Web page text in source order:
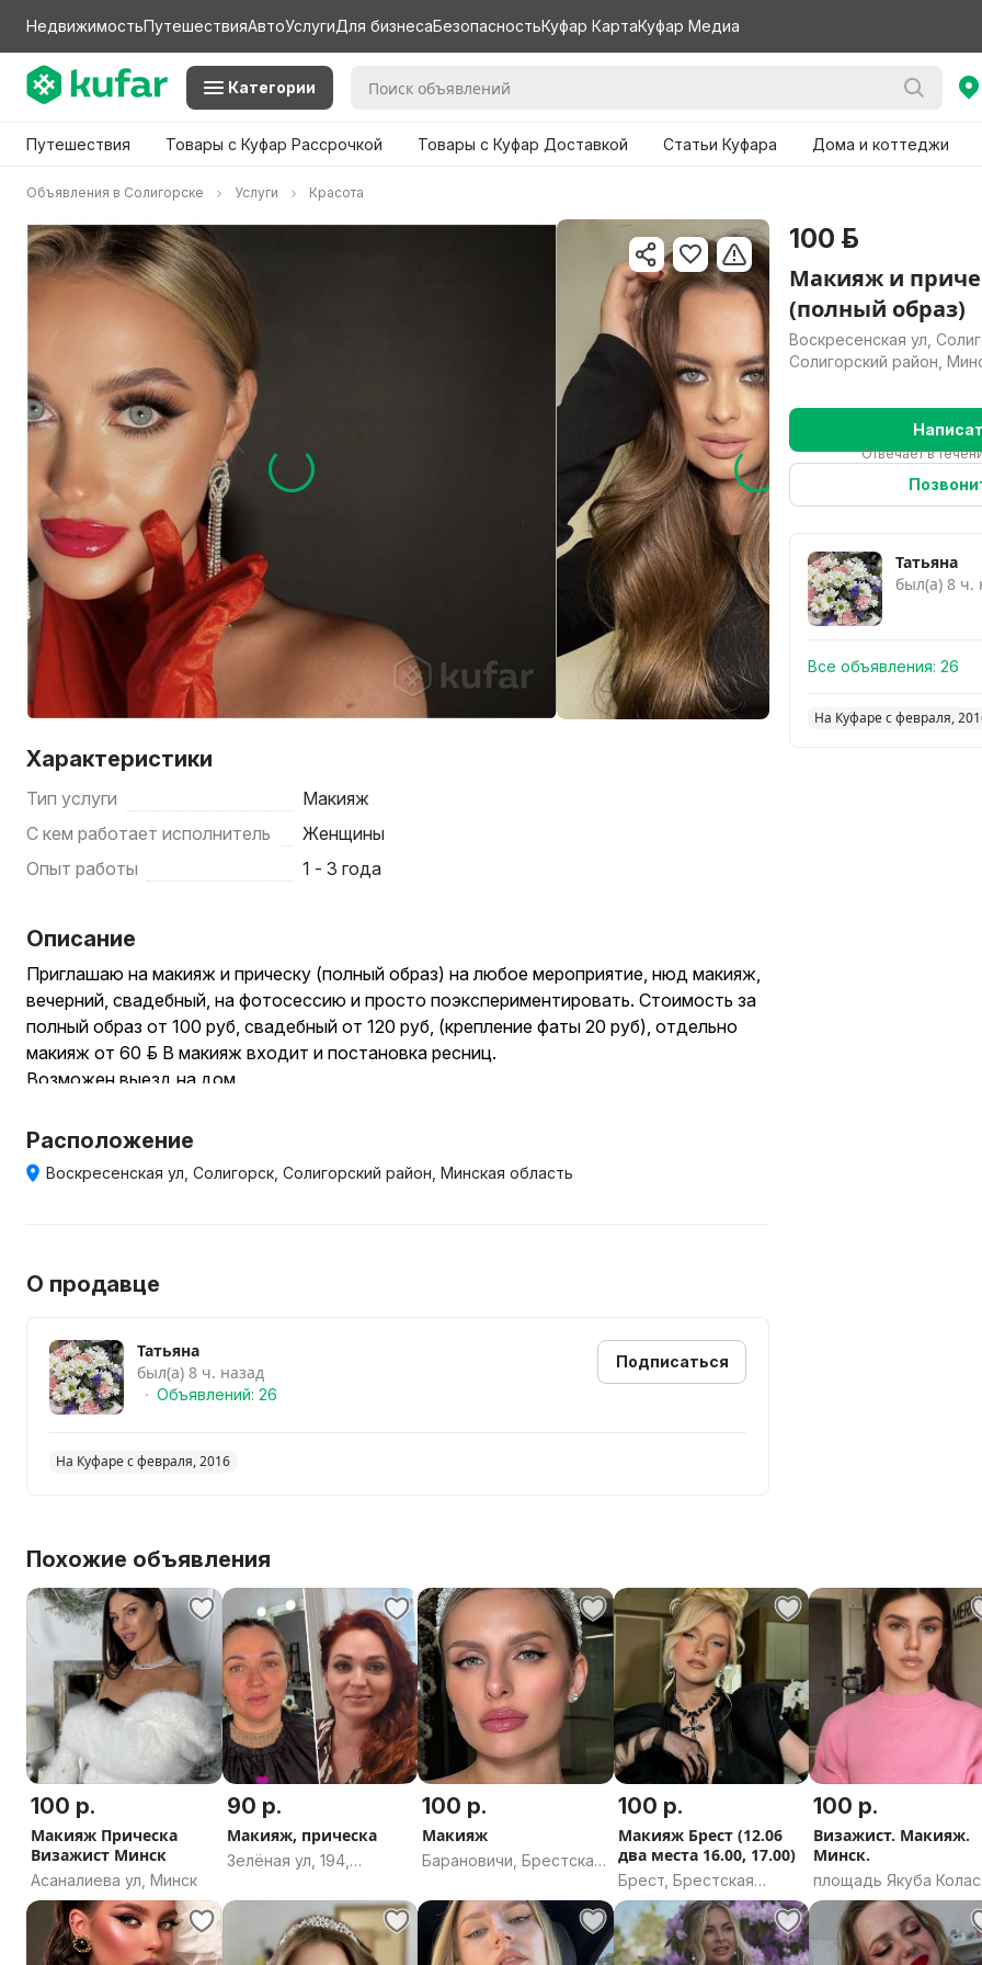
НедвижимостьПутешествияАвтоУслугиДля бизнесаБезопасностьКуфар КартаКуфар Медиа
Категории
Путешествия Товары с Куфар Рассрочкой Товары с Куфар Доставкой Статьи Куфара Дома и коттеджи
Объявления в Солигорске Услуги Красота
Характеристики
Тип услуги
Макияж
С кем работает исполнитель
Женщины
Опыт работы
1 - 3 года
Описание
Приглашаю на макияж и прическу (полный образ) на любое мероприятие, нюд макияж,
вечерний, свадебный, на фотосессию и просто поэкспериментировать. Стоимость за
полный образ от 100 руб, свадебный от 120 руб, (крепление фаты 20 руб), отдельно
макияж от 60 руб. В макияж входит и постановка ресниц.
Возможен выезд на дом.
Расположение
Воскресенская ул, Солигорск, Солигорский район, Минская область
О продавце
Татьяна
был(а) 8 ч. назад
Объявлений: 26
Подписаться
На Куфаре с февраля, 2016
Похожие объявления
100 р.
Макияж Прическа
Визажист Минск
Асаналиева ул, Минск
90 р.
Макияж, прическа
Зелёная ул, 194,
товарищество
Заценьский Родник,
Папернянский
100 р.
Макияж
Барановичи, Брестская
100 р.
Макияж Брест (12.06
два места 16.00, 17.00)
Брест, Брестская
область
100 р.
Визажист. Макияж.
Минск.
площадь Якуба
Минск
100 р.
Макияж и
(полный образ)
Воскресенская ул,
Солигорский район,
Отвечает в
Татьяна
был(а) 8 ч.
Все объявления: 26
На Куфаре с февраля,